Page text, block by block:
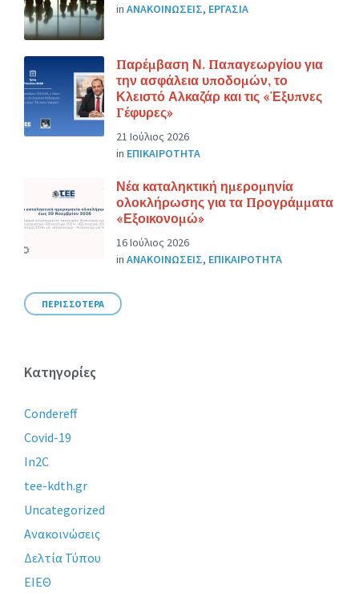
in ΑΝΑΚΟΙΝΩΣΕΙΣ, ΕΡΓΑΣΙΑ
Παρέμβαση Ν. Παπαγεωργίου για
την ασφάλεια υποδομών, το
Κλειστό Αλκαζάρ και τις «Έξυπνες
Γέφυρες»
21 Ιούλιος 2026
in ΕΠΙΚΑΙΡΟΤΗΤΑ
Νέα καταληκτική ημερομηνία
ολοκλήρωσης για τα Προγράμματα
«Εξοικονομώ»
16 Ιούλιος 2026
in ΑΝΑΚΟΙΝΩΣΕΙΣ, ΕΠΙΚΑΙΡΟΤΗΤΑ
ΠΕΡΙΣΣΟΤΕΡΑ
Κατηγορίες
Condereff
Covid-19
In2C
tee-kdth.gr
Uncategorized
Ανακοινώσεις
Δελτία Τύπου
ΕΙΕΘ